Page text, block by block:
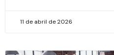
11 de abril de 2026